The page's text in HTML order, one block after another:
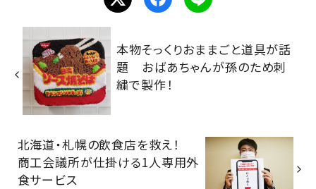
本物そっくりおままごと道具が話
題 おばあちゃんが孫のため刺
繍で製作！
北海道・札幌の飲食店を救え！
商工会議所が仕掛ける1人専用外
食サービス